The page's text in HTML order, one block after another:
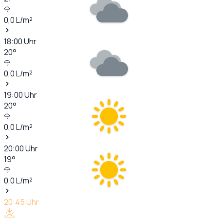
0,0L/m²
18:00Uhr
20°
0,0L/m²
19:00Uhr
20°
0,0L/m²
20:00Uhr
19°
0,0L/m²
20:45Uhr